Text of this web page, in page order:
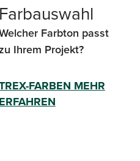
Farbauswahl
Farbton passt
Ihrem Projekt?
FARBEN MEHR
ERFAHREN